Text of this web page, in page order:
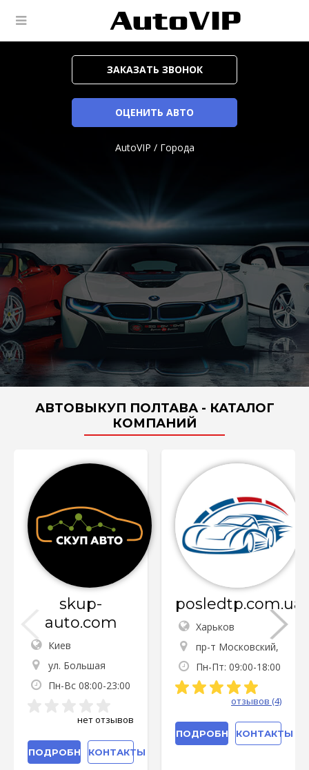
ЗАКАЗАТЬ ЗВОНОК
ОЦЕНИТЬ АВТО
AutoVIP / Города
АВТОВЫКУП ПОЛТАВА - КАТАЛОГ
КОМПАНИЙ
skup-
auto.com
Киев
ул. Большая
Пн-Вс 08:00-23:00
нет отзывов
ПОДРОБНЕЕКОНТАКТЫ
posledtp.com.ua
Харьков
пр-т Московский,
Пн-Пт: 09:00-18:00
отзывов (4)
ПОДРОБНЕЕКОНТАКТЫ